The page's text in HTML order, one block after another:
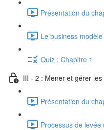
Présentation du
Le business
Quiz : Chapitre 1
III - 2 : Mener et gérer
Présentation du
Processus de